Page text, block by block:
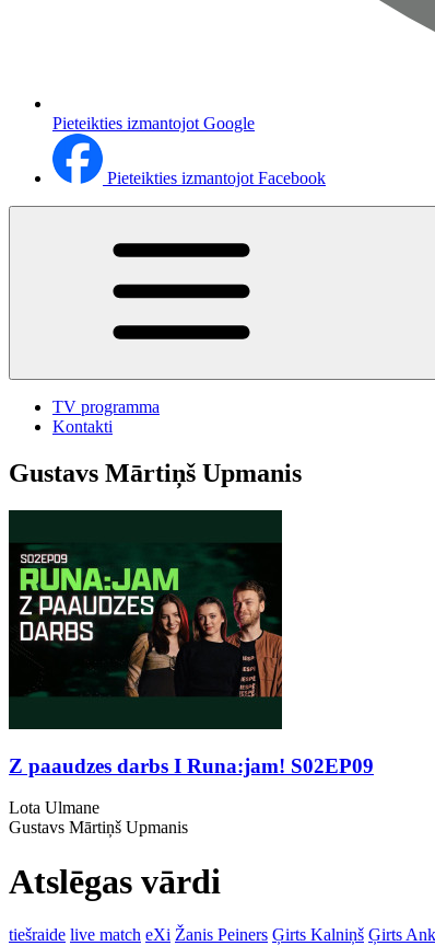
Pieteikties izmantojot Google
Pieteikties izmantojot Facebook
TV programma
Kontakti
Gustavs Mārtiņš Upmanis
Z paaudzes darbs I Runa:jam! S02EP09
Lota Ulmane
Gustavs Mārtiņš Upmanis
Atslēgas vārdi
tiešraide live match eXi Žanis Peiners Ģirts Kalniņš Ģirts